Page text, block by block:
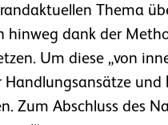
Thema
hinweg dank der
Um diese „von
und
Zum Abschluss des